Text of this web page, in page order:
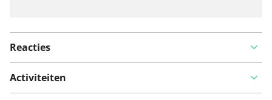
Reacties
Activiteiten